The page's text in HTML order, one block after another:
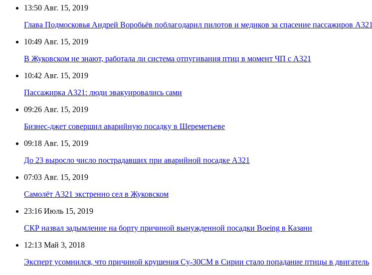
13:50 Авг. 15, 2019
Глава Подмосковья Андрей Воробьёв поблагодарил пилотов и медиков за спасение пассажиров А321
10:49 Авг. 15, 2019
В Жуковском не знают, работала ли система отпугивания птиц в момент ЧП с А321
10:42 Авг. 15, 2019
Пассажирка А321: люди эвакуировались сами
09:26 Авг. 15, 2019
Бизнес-джет совершил аварийную посадку в Шереметьеве
09:18 Авг. 15, 2019
До 23 выросло число пострадавших при аварийной посадке А321
07:03 Авг. 15, 2019
Самолёт A321 экстренно сел в Жуковском
23:16 Июль 15, 2019
СКР назвал задымление на борту причиной вынужденной посадки Boeing в Казани
12:13 Май 3, 2018
Эксперт усомнился, что причиной крушения Су-30СМ в Сирии стало попадание птицы в двигатель